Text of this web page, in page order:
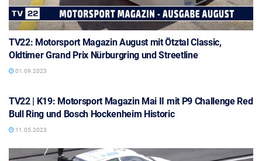
TV22: Motorsport Magazin August mit Ötztal Classic,
Oldtimer Grand Prix Nürburgring und Streetline
01.09.2023
TV22 | K19: Motorsport Magazin Mai II mit P9 Challenge Red
Bull Ring und Bosch Hockenheim Historic
11.05.2023